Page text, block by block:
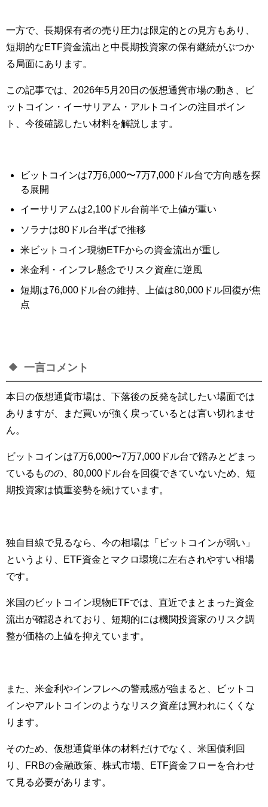
一方で、長期保有者の売り圧力は限定的との見方もあり、
短期的なETF資金流出と中長期投資家の保有継続がぶつか
る局面にあります。
この記事では、2026年5月20日の仮想通貨市場の動き、ビ
ットコイン・イーサリアム・アルトコインの注目ポイン
ト、今後確認したい材料を解説します。
ビットコインは7万6,000〜7万7,000ドル台で方向感を探
る展開
イーサリアムは2,100ドル台前半で上値が重い
ソラナは80ドル台半ばで推移
米ビットコイン現物ETFからの資金流出が重し
米金利・インフレ懸念でリスク資産に逆風
短期は76,000ドル台の維持、上値は80,000ドル回復が焦
点
一言コメント
本日の仮想通貨市場は、下落後の反発を試したい場面では
ありますが、まだ買いが強く戻っているとは言い切れませ
ん。
ビットコインは7万6,000〜7万7,000ドル台で踏みとどまっ
ているものの、80,000ドル台を回復できていないため、短
期投資家は慎重姿勢を続けています。
独自目線で見るなら、今の相場は「ビットコインが弱い」
というより、ETF資金とマクロ環境に左右されやすい相場
です。
米国のビットコイン現物ETFでは、直近でまとまった資金
流出が確認されており、短期的には機関投資家のリスク調
整が価格の上値を抑えています。
また、米金利やインフレへの警戒感が強まると、ビットコ
インやアルトコインのようなリスク資産は買われにくくな
ります。
そのため、仮想通貨単体の材料だけでなく、米国債利回
り、FRBの金融政策、株式市場、ETF資金フローを合わせ
て見る必要があります。